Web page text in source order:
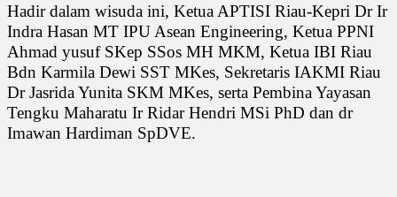
Hadir dalam wisuda ini, Ketua APTISI Riau-Kepri Dr Ir
Indra Hasan MT IPU Asean Engineering, Ketua PPNI
Ahmad yusuf SKep SSos MH MKM, Ketua IBI Riau
Bdn Karmila Dewi SST MKes, Sekretaris IAKMI Riau
Dr Jasrida Yunita SKM MKes, serta Pembina Yayasan
Tengku Maharatu Ir Ridar Hendri MSi PhD dan dr
Imawan Hardiman SpDVE.